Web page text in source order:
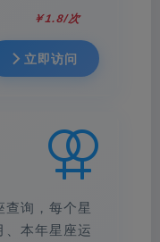
￥1.8/次
立即访问
询，每个星
、本年星座运